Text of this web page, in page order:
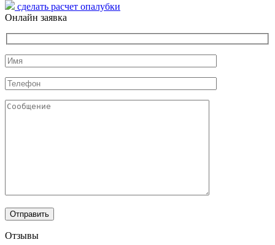
сделать расчет опалубки
Онлайн заявка
Отзывы